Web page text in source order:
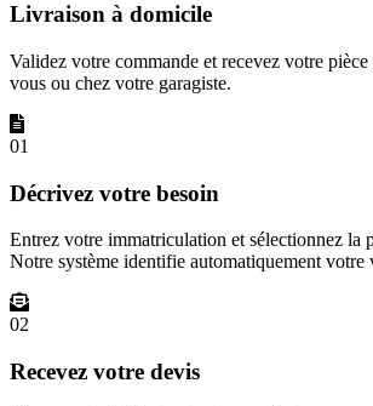
Livraison à domicile
Validez votre commande et recevez votre
vous ou chez votre garagiste.
01
Décrivez votre besoin
Entrez votre immatriculation et sélectionnez la
Notre système identifie automatiquement votre
02
Recevez votre devis